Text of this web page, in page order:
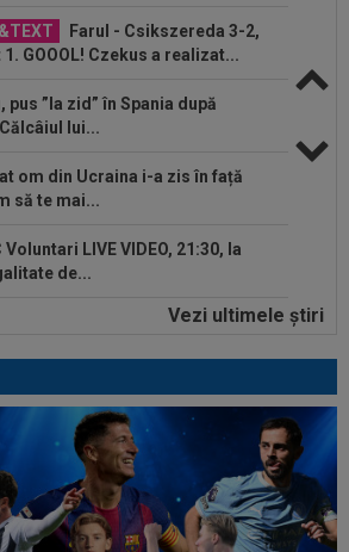
Farul - Csikszereda 3-2,
GOOOL! Czekus a realizat...
pus ”la zid” în Spania după
lui...
om din Ucraina i-a zis în față
să te mai...
LIVE VIDEO, 21:30, la
de...
cu ultimul jucător transferat de
care a plecat de la Dinamo
cu FC Voluntari
Zeljko Kopic ia un român la
două...
United 1-1. Amical de cinci
Vezi ultimele ştiri